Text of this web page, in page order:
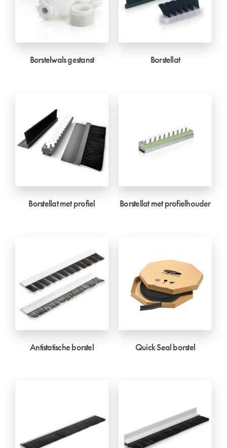
Borstelwals gestanst Borstellat
Borstellat met profiel Borstellat met profielhouder
Antistatische borstel Quick Seal borstel